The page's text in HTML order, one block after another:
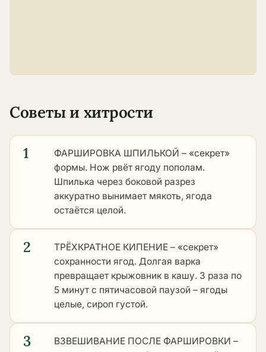
Советы и хитрости
1
ФАРШИРОВКА ШПИЛЬКОЙ – «секрет»
формы. Нож рвёт ягоду пополам.
Шпилька через боковой разрез
аккуратно вынимает мякоть, ягода
остаётся целой.
2
ТРЁХКРАТНОЕ КИПЕНИЕ – «секрет»
сохранности ягод. Долгая варка
превращает крыжовник в кашу. 3 раза по
5 минут с пятичасовой паузой – ягоды
целые, сироп густой.
3
ВЗВЕШИВАНИЕ ПОСЛЕ ФАРШИРОВКИ –